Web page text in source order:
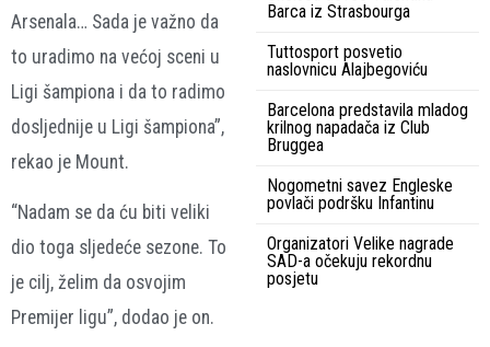
Arsenala… Sada je važno da
to uradimo na većoj sceni u
Ligi šampiona i da to radimo
dosljednije u Ligi šampiona”,
rekao je Mount.
“Nadam se da ću biti veliki
dio toga sljedeće sezone. To
je cilj, želim da osvojim
Premijer ligu”, dodao je on.
Barca iz Strasbourga
Tuttosport posvetio
naslovnicu Alajbegoviću
Barcelona predstavila mladog
krilnog napadača iz Club
Bruggea
Nogometni savez Engleske
povlači podršku Infantinu
Organizatori Velike nagrade
SAD-a očekuju rekordnu
posjetu